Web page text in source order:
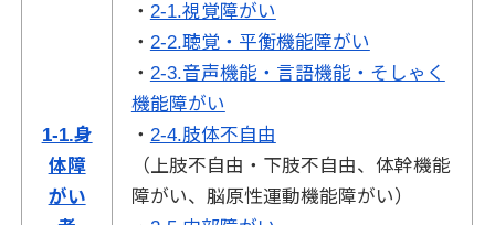
1-1.身
体障
がい
・ 2-1.視覚障がい
・ 2-2.聴覚・平衡機能障がい
・ 2-3.音声機能・言語機能・そしゃく
機能障がい
・ 2-4.肢体不自由
（上肢不自由・下肢不自由、体幹機能
障がい、脳原性運動機能障がい）